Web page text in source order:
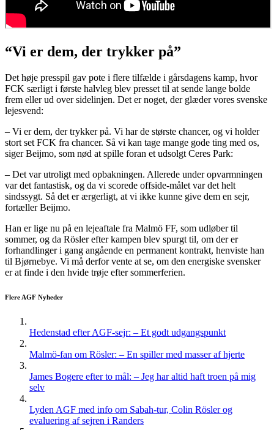
“Vi er dem, der trykker på”
Det høje presspil gav pote i flere tilfælde i gårsdagens kamp, hvor
FCK særligt i første halvleg blev presset til at sende lange bolde
frem eller ud over sidelinjen. Det er noget, der glæder vores svenske
lejesvend:
– Vi er dem, der trykker på. Vi har de største chancer, og vi holder
stort set FCK fra chancer. Så vi kan tage mange gode ting med os,
siger Beijmo, som nød at spille foran et udsolgt Ceres Park:
– Det var utroligt med opbakningen. Allerede under opvarmningen
var det fantastisk, og da vi scorede offside-målet var det helt
sindssygt. Så det er ærgerligt, at vi ikke kunne give dem en sejr,
fortæller Beijmo.
Han er lige nu på en lejeaftale fra Malmö FF, som udløber til
sommer, og da Rösler efter kampen blev spurgt til, om der er
forhandlinger i gang angående en permanent kontrakt, henviste han
til Bjørnebye. Vi må derfor vente at se, om den energiske svensker
er at finde i den hvide trøje efter sommerferien.
Flere AGF Nyheder
Hedenstad efter AGF-sejr: – Et godt udgangspunkt
Malmö-fan om Rösler: – En spiller med masser af hjerte
James Bogere efter to mål: – Jeg har altid haft troen på mig
selv
Lyden AGF med info om Sabah-tur, Colin Rösler og
evaluering af sejren i Randers